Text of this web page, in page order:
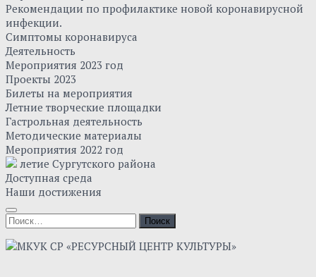
Рекомендации по профилактике новой коронавирусной
инфекции.
Симптомы коронавируса
Деятельность
Мероприятия 2023 год
Проекты 2023
Билеты на мероприятия
Летние творческие площадки
Гастрольная деятельность
Методические материалы
Мероприятия 2022 год
летие Сургутского района
Доступная среда
Наши достижения
Найти: